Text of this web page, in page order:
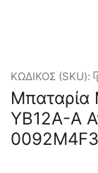
ΚΩΔΙΚΟΣ (SKU):
Μπαταρία
YB12A-A